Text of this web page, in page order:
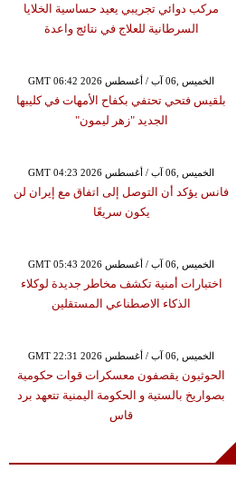
مركب دوائي تجريبي يعيد حساسية الخلايا
السرطانية للعلاج في نتائج واعدة
GMT 06:42 2026 الخميس ,06 آب / أغسطس
بلقيس فتحي تحتفي بكفاح الأمهات في كليبها
الجديد "زهر ليمون"
GMT 04:23 2026 الخميس ,06 آب / أغسطس
فانس يؤكد أن التوصل إلى اتفاق مع إيران لن
يكون سريعًا
GMT 05:43 2026 الخميس ,06 آب / أغسطس
اختبارات أمنية تكشف مخاطر جديدة لوكلاء
الذكاء الاصطناعي المستقلين
GMT 22:31 2026 الخميس ,06 آب / أغسطس
الحوثيون يقصفون معسكرات قوات حكومية
بصواريخ بالستية و الحكومة اليمنية تتعهد برد
قاس